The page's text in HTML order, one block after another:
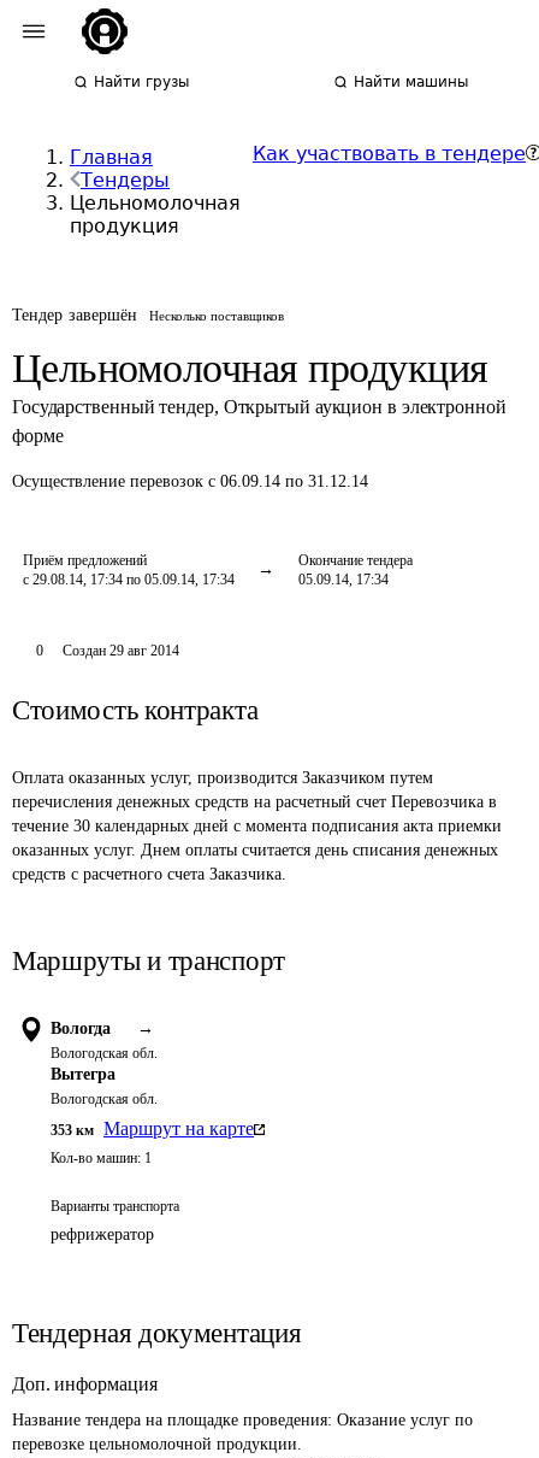
Найти грузы Найти машины
Главная
Тендеры
Цельномолочная
продукция
Как участвовать в тендере
Тендер завершён Несколько поставщиков
Цельномолочная продукция
Государственный тендер, Открытый аукцион в электронной
форме
Осуществление перевозок с 06.09.14 по 31.12.14
Приём предложений
с 29.08.14, 17:34 по 05.09.14, 17:34
Окончание тендера
05.09.14, 17:34
0 Создан 29 авг 2014
Стоимость контракта
Оплата оказанных услуг, производится Заказчиком путем
перечисления денежных средств на расчетный счет Перевозчика в
течение 30 календарных дней с момента подписания акта приемки
оказанных услуг. Днем оплаты считается день списания денежных
средств с расчетного счета Заказчика.
Маршруты и транспорт
Вологда →
Вологодская обл.
Вытегра
Вологодская обл.
353 км Маршрут на карте
Кол-во машин: 1
Варианты транспорта
рефрижератор
Тендерная документация
Доп. информация
Название тендера на площадке проведения: Оказание услуг по
перевозке цельномолочной продукции.